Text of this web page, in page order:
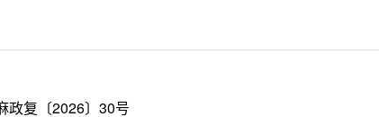
政复〔2026〕30号